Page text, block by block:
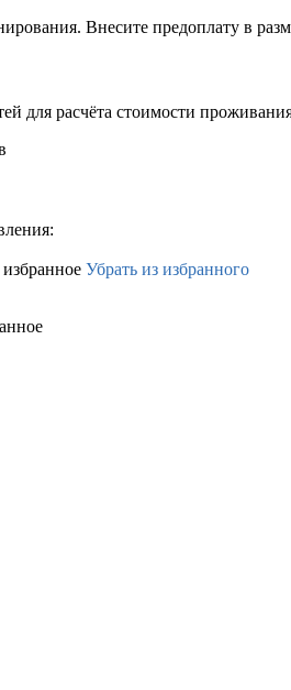
Внесите предоплату в
для расчёта стоимости
Убрать из избранного